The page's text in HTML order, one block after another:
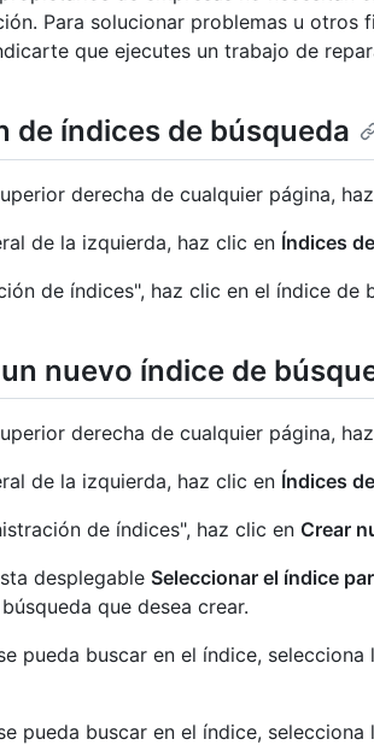
Para solucionar problemas u
que ejecutes un trabajo de
de índices de búsqueda
derecha de cualquier página,
de la izquierda, haz clic en Índices
de índices", haz clic en el índice de
nuevo índice de
derecha de cualquier página,
de la izquierda, haz clic en Índices
de índices", haz clic en Crear
desplegable Seleccionar el índice
que desea crear.
pueda buscar en el índice, selecciona
pueda buscar en el índice, selecciona